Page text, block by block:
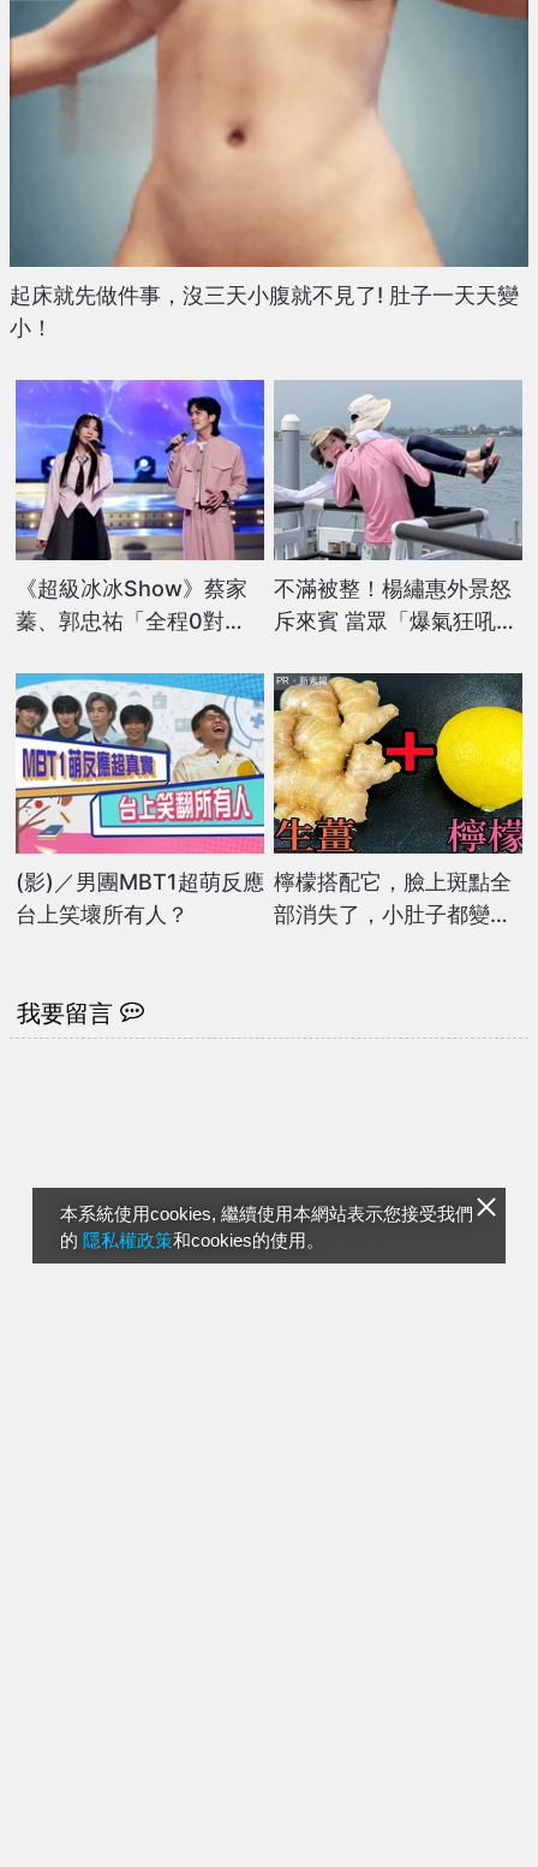
本系統使用cookies, 繼續使用本網站表示您接受我們
的 隱私權政策和cookies的使用。
起床就先做件事，沒三天小腹就不見了! 肚子一天天變
小！
《超級冰冰Show》蔡家
蓁、郭忠祐「全程0對
太緊張了
不滿被整！楊繡惠外景怒
斥來賓 當眾「爆氣狂吼」
(影)／男團MBT1超萌反應
台上笑壞所有人？
檸檬搭配它，臉上斑點全
部消失了，小肚子都變平
PR・新素簡
我要留言